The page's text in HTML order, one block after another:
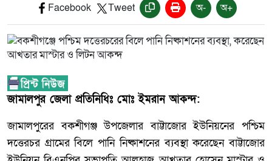
Facebook Tweet অ- অ+
জামালপুর জেলা প্রতিনিধিঃ মোঃ ইমরান আকন্দ:
জামালপুরের বকশীগঞ্জ উপজেলার বাট্টাজোর ইউনিয়নের পশ্চিম
দত্তেরচর গ্রামের বিলে পানি নিষ্কাশনের ব্যবস্থা করেছেন বাট্টাজোর